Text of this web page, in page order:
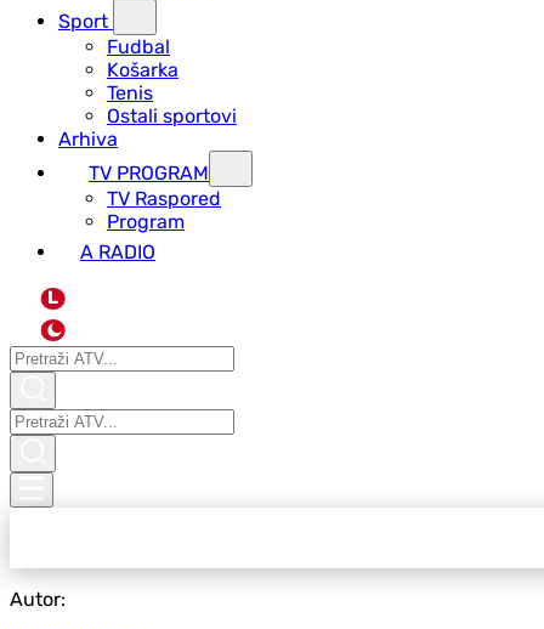
Sport
Fudbal
Košarka
Tenis
Ostali sportovi
Arhiva
TV PROGRAM
ТV Raspored
Program
A RADIO
L
Autor: